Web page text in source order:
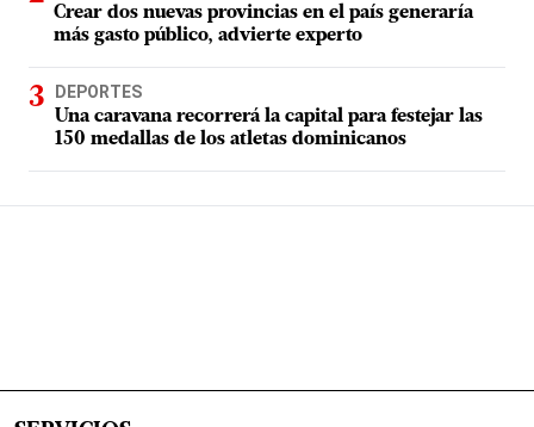
Crear dos nuevas provincias en el país generaría
más gasto público, advierte experto
DEPORTES
Una caravana recorrerá la capital para festejar las
150 medallas de los atletas dominicanos